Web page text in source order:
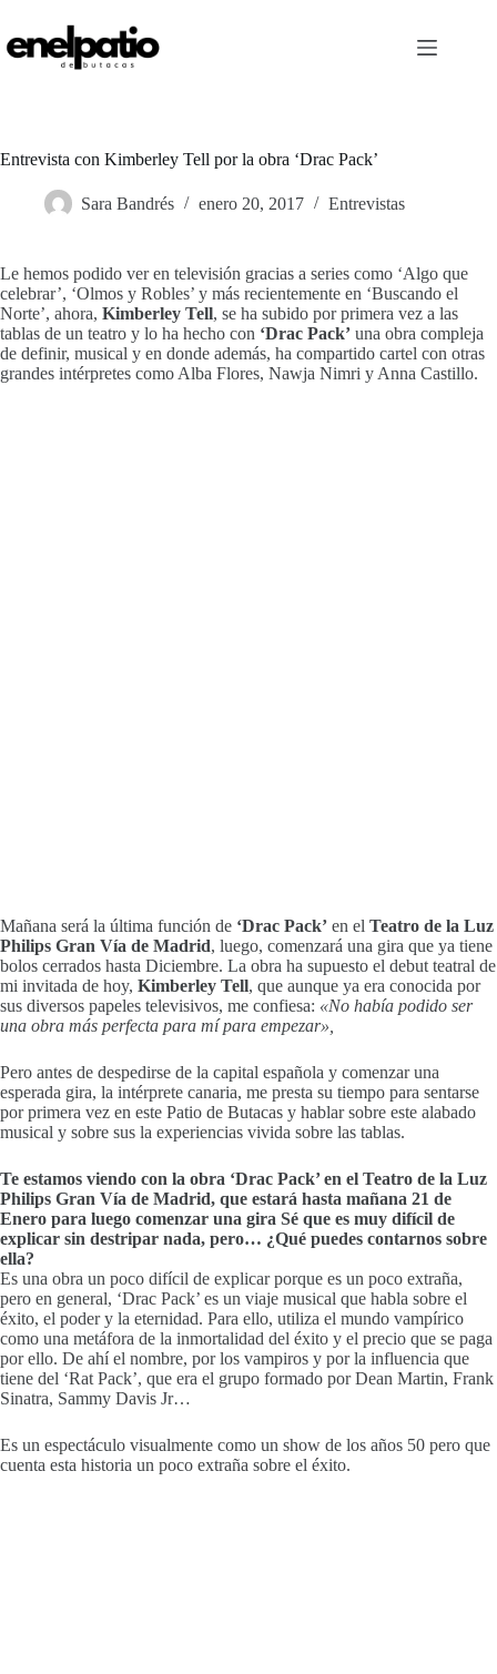
contenido
Entrevista con Kimberley Tell por la obra ‘Drac Pack’
Sara Bandrés enero 20, 2017 Entrevistas
Le hemos podido ver en televisión gracias a series como ‘Algo que
celebrar’, ‘Olmos y Robles’ y más recientemente en ‘Buscando el
Norte’, ahora, Kimberley Tell, se ha subido por primera vez a las
tablas de un teatro y lo ha hecho con ‘Drac Pack’ una obra compleja
de definir, musical y en donde además, ha compartido cartel con otras
grandes intérpretes como Alba Flores, Nawja Nimri y Anna Castillo.
Mañana será la última función de ‘Drac Pack’ en el Teatro de la Luz
Philips Gran Vía de Madrid, luego, comenzará una gira que ya tiene
bolos cerrados hasta Diciembre. La obra ha supuesto el debut teatral de
mi invitada de hoy, Kimberley Tell, que aunque ya era conocida por
sus diversos papeles televisivos, me confiesa: «No había podido ser
una obra más perfecta para mí para empezar»,
Pero antes de despedirse de la capital española y comenzar una
esperada gira, la intérprete canaria, me presta su tiempo para sentarse
por primera vez en este Patio de Butacas y hablar sobre este alabado
musical y sobre sus la experiencias vivida sobre las tablas.
Te estamos viendo con la obra ‘Drac Pack’ en el Teatro de la Luz
Philips Gran Vía de Madrid, que estará hasta mañana 21 de
Enero para luego comenzar una gira Sé que es muy difícil de
explicar sin destripar nada, pero… ¿Qué puedes contarnos sobre
ella?
Es una obra un poco difícil de explicar porque es un poco extraña,
pero en general, ‘Drac Pack’ es un viaje musical que habla sobre el
éxito, el poder y la eternidad. Para ello, utiliza el mundo vampírico
como una metáfora de la inmortalidad del éxito y el precio que se paga
por ello. De ahí el nombre, por los vampiros y por la influencia que
tiene del ‘Rat Pack’, que era el grupo formado por Dean Martin, Frank
Sinatra, Sammy Davis Jr…
Es un espectáculo visualmente como un show de los años 50 pero que
cuenta esta historia un poco extraña sobre el éxito.